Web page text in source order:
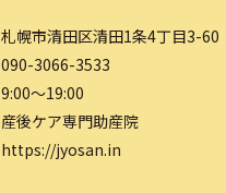
札幌市清田区清田1条4丁目3-60
090-3066-3533
9:00～19:00
産後ケア専門助産院
https://jyosan.in